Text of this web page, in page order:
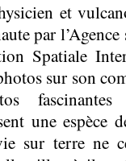
et
par
Spatiale
sur son
une espèce
sur terre ne